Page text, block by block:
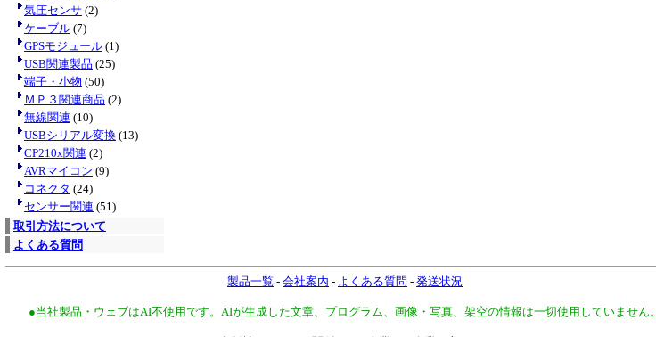
気圧センサ (2)
ケーブル (7)
GPSモジュール (1)
USB関連製品 (25)
端子・小物 (50)
ＭＰ３関連商品 (2)
無線関連 (10)
USBシリアル変換 (13)
CP210x関連 (2)
AVRマイコン (9)
コネクタ (24)
センサー関連 (51)
取引方法について
よくある質問
製品一覧 - 会社案内 - よくある質問 - 発送状況
●当社製品・ウェブはAI不使用です。AIが生成した文章、プログラム、画像・写真、架空の情報は一切使用していません。